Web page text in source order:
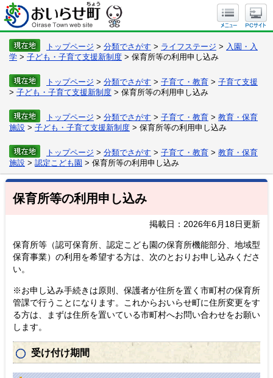
トップページ > 分類でさがす > ライフステージ > 入園・入
学 > 子ども・子育て支援新制度 > 保育所等の利用申し込み
トップページ > 分類でさがす > 子育て・教育 > 子育て支援
> 子ども・子育て支援新制度 > 保育所等の利用申し込み
トップページ > 分類でさがす > 子育て・教育 > 教育・保育
施設 > 子ども・子育て支援新制度 > 保育所等の利用申し込み
トップページ > 分類でさがす > 子育て・教育 > 教育・保育
施設 > 認定こども園 > 保育所等の利用申し込み
保育所等の利用申し込み
掲載日：2026年6月18日更新
保育所等（認可保育所、認定こども園の保育所機能部分、地域型
保育事業）の利用を希望する方は、次のとおりお申し込みくださ
い。
※お申し込み手続きは原則、保護者が住所を置く市町村の保育所
管課で行うことになります。これからおいらせ町に住所変更をす
る方は、まずは住所を置いている市町村へお問い合わせをお願い
します。
受け付け期間